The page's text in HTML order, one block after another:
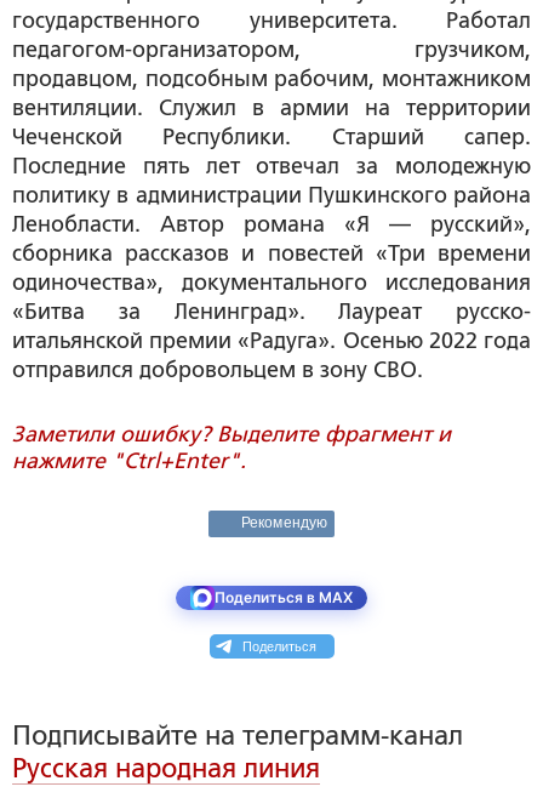
государственного университета. Работал
педагогом-организатором, грузчиком,
продавцом, подсобным рабочим, монтажником
вентиляции. Служил в армии на территории
Чеченской Республики. Старший сапер.
Последние пять лет отвечал за молодежную
политику в администрации Пушкинского района
Ленобласти. Автор романа «Я — русский»,
сборника рассказов и повестей «Три времени
одиночества», документального исследования
«Битва за Ленинград». Лауреат русско-
итальянской премии «Радуга». Осенью 2022 года
отправился добровольцем в зону СВО.
Заметили ошибку? Выделите фрагмент и
нажмите "Ctrl+Enter".
Рекомендую
Поделиться в MAX
Поделиться
Подписывайте на телеграмм-канал
Русская народная линия